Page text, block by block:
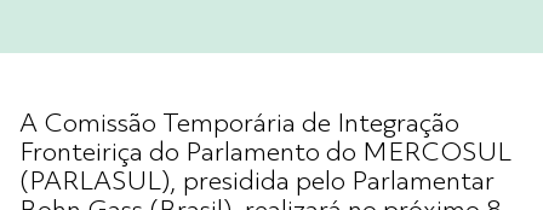
A Comissão Temporária de Integração
Fronteiriça do Parlamento do MERCOSUL
(PARLASUL), presidida pelo Parlamentar